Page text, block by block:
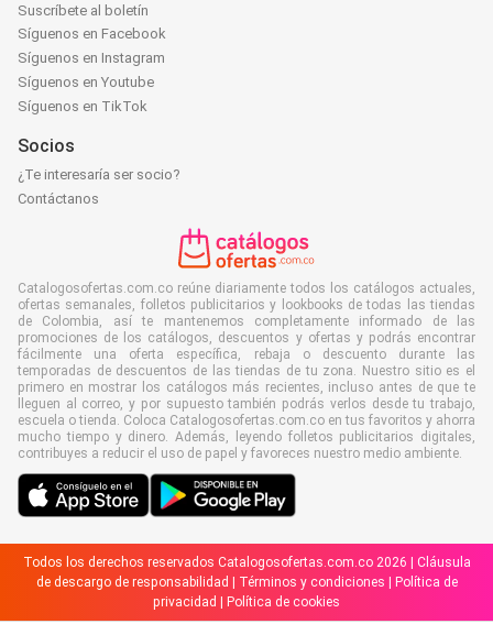
Suscríbete al boletín
Síguenos en Facebook
Síguenos en Instagram
Síguenos en Youtube
Síguenos en TikTok
Socios
¿Te interesaría ser socio?
Contáctanos
Catalogosofertas.com.co reúne diariamente todos los catálogos actuales,
ofertas semanales, folletos publicitarios y lookbooks de todas las tiendas
de Colombia, así te mantenemos completamente informado de las
promociones de los catálogos, descuentos y ofertas y podrás encontrar
fácilmente una oferta específica, rebaja o descuento durante las
temporadas de descuentos de las tiendas de tu zona. Nuestro sitio es el
primero en mostrar los catálogos más recientes, incluso antes de que te
lleguen al correo, y por supuesto también podrás verlos desde tu trabajo,
escuela o tienda. Coloca Catalogosofertas.com.co en tus favoritos y ahorra
mucho tiempo y dinero. Además, leyendo folletos publicitarios digitales,
contribuyes a reducir el uso de papel y favoreces nuestro medio ambiente.
Todos los derechos reservados Catalogosofertas.com.co 2026 | Cláusula
de descargo de responsabilidad
Términos y condiciones
Política de
privacidad
Política de cookies